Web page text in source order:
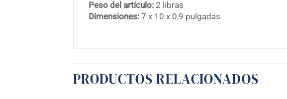
Peso del artículo: 2 libras
Dimensiones: 7 x 10 x 0,9 pulgadas
PRODUCTOS RELACIONADOS